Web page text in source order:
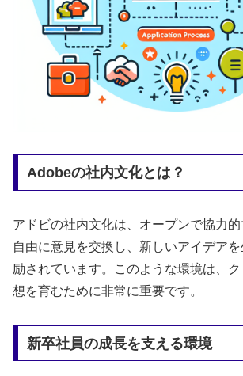
Adobeの社内文化とは？
アドビの社内文化は、オープンで協力
自由に意見を交換し、新しいアイデア
励されています。このような環境は、
想を育むために非常に重要です。
新卒社員の成長を支える環境